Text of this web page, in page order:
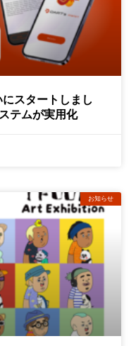
スタートしまし
テムが実用化
お知らせ